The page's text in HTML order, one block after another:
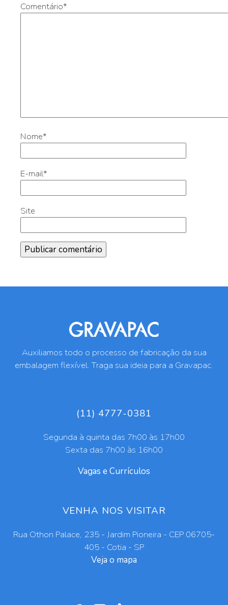
Comentário*
Nome*
E-mail*
Site
Auxiliamos todo o processo de fabricação da sua
embalagem flexível. Traga sua ideia para a Gravapac.
(11) 4777-0381
Segunda à quinta das 7h00 às 17h00
Sexta das 7h00 às 16h00
Vagas e Currículos
VENHA NOS VISITAR
Rua Othon Palace, 235 - Jardim Pioneira - CEP 06705-
405 - Cotia - SP
Veja o mapa